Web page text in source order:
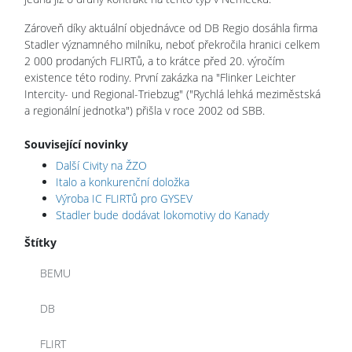
Zároveň díky aktuální objednávce od DB Regio dosáhla firma
Stadler významného milníku, neboť překročila hranici celkem
2 000 prodaných FLIRTů, a to krátce před 20. výročím
existence této rodiny. První zakázka na "Flinker Leichter
Intercity- und Regional-Triebzug" ("Rychlá lehká meziměstská
a regionální jednotka") přišla v roce 2002 od SBB.
Související novinky
Další Civity na ŽZO
Italo a konkurenční doložka
Výroba IC FLIRTů pro GYSEV
Stadler bude dodávat lokomotivy do Kanady
Štítky
BEMU
DB
FLIRT